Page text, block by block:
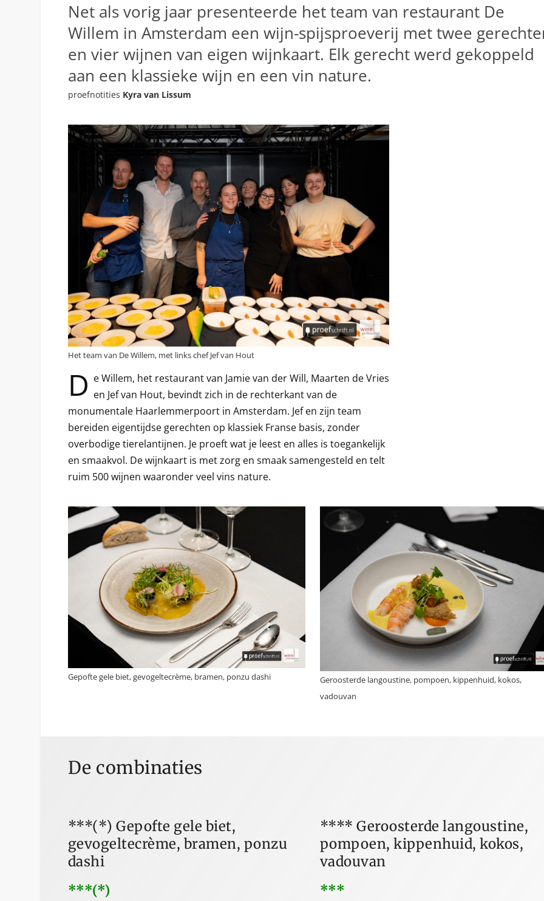
Net als vorig jaar presenteerde het team van restaurant De
Willem in Amsterdam een wijn-spijsproeverij met twee
en vier wijnen van eigen wijnkaart. Elk gerecht werd gekoppeld
aan een klassieke wijn en een vin nature.
proefnotities Kyra van Lissum
Het team van De Willem, met links chef Jef van Hout
D e Willem, het restaurant van Jamie van der Will, Maarten de Vries
en Jef van Hout, bevindt zich in de rechterkant van de
monumentale Haarlemmerpoort in Amsterdam. Jef en zijn team
bereiden eigentijdse gerechten op klassiek Franse basis, zonder
overbodige tierelantijnen. Je proeft wat je leest en alles is toegankelijk
en smaakvol. De wijnkaart is met zorg en smaak samengesteld en telt
ruim 500 wijnen waaronder veel vins nature.
Gepofte gele biet, gevogeltecrème, bramen, ponzu dashi
Geroosterde langoustine, pompoen, kippenhuid, kokos,
vadouvan
De combinaties
***(*) Gepofte gele biet,
gevogeltecrème, bramen, ponzu
dashi
***(*)
**** Geroosterde langoustine,
pompoen, kippenhuid, kokos,
vadouvan
***